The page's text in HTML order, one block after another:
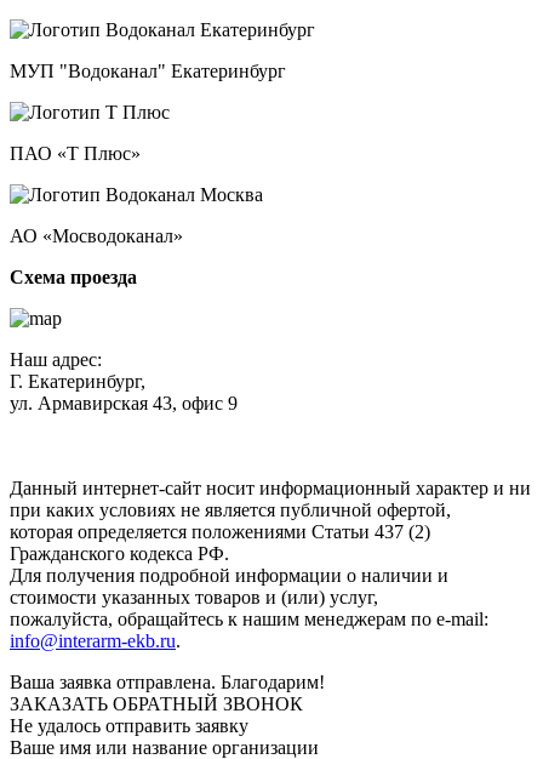
МУП "Водоканал" Екатеринбург
ПАО «Т Плюс»
АО «Мосводоканал»
Схема проезда
Наш адрес:
Г. Екатеринбург,
ул. Армавирская 43, офис 9
Данный интернет-сайт носит информационный характер и ни
при каких условиях не является публичной офертой,
которая определяется положениями Статьи 437 (2)
Гражданского кодекса РФ.
Для получения подробной информации о наличии и
стоимости указанных товаров и (или) услуг,
пожалуйста, обращайтесь к нашим менеджерам по e-mail:
info@interarm-ekb.ru.
Ваша заявка отправлена. Благодарим!
ЗАКАЗАТЬ ОБРАТНЫЙ ЗВОНОК
Не удалось отправить заявку
Ваше имя или название организации